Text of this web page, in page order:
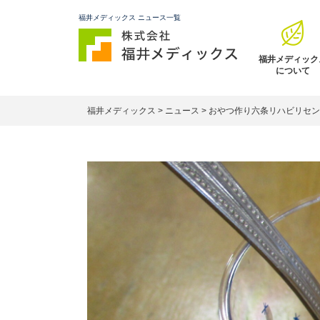
福井メディックス ニュース一覧
福井メディック
について
福井メディックス > ニュース > おやつ作り六条リハビリセ